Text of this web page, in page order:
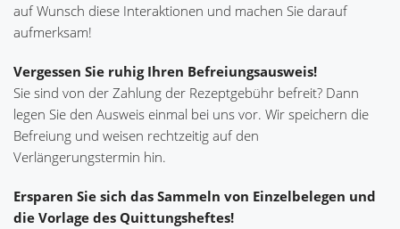
auf Wunsch diese Interaktionen und machen Sie darauf
aufmerksam!
Vergessen Sie ruhig Ihren Befreiungsausweis!
Sie sind von der Zahlung der Rezeptgebühr befreit? Dann
legen Sie den Ausweis einmal bei uns vor. Wir speichern die
Befreiung und weisen rechtzeitig auf den
Verlängerungstermin hin.
Ersparen Sie sich das Sammeln von Einzelbelegen und
die Vorlage des Quittungsheftes!